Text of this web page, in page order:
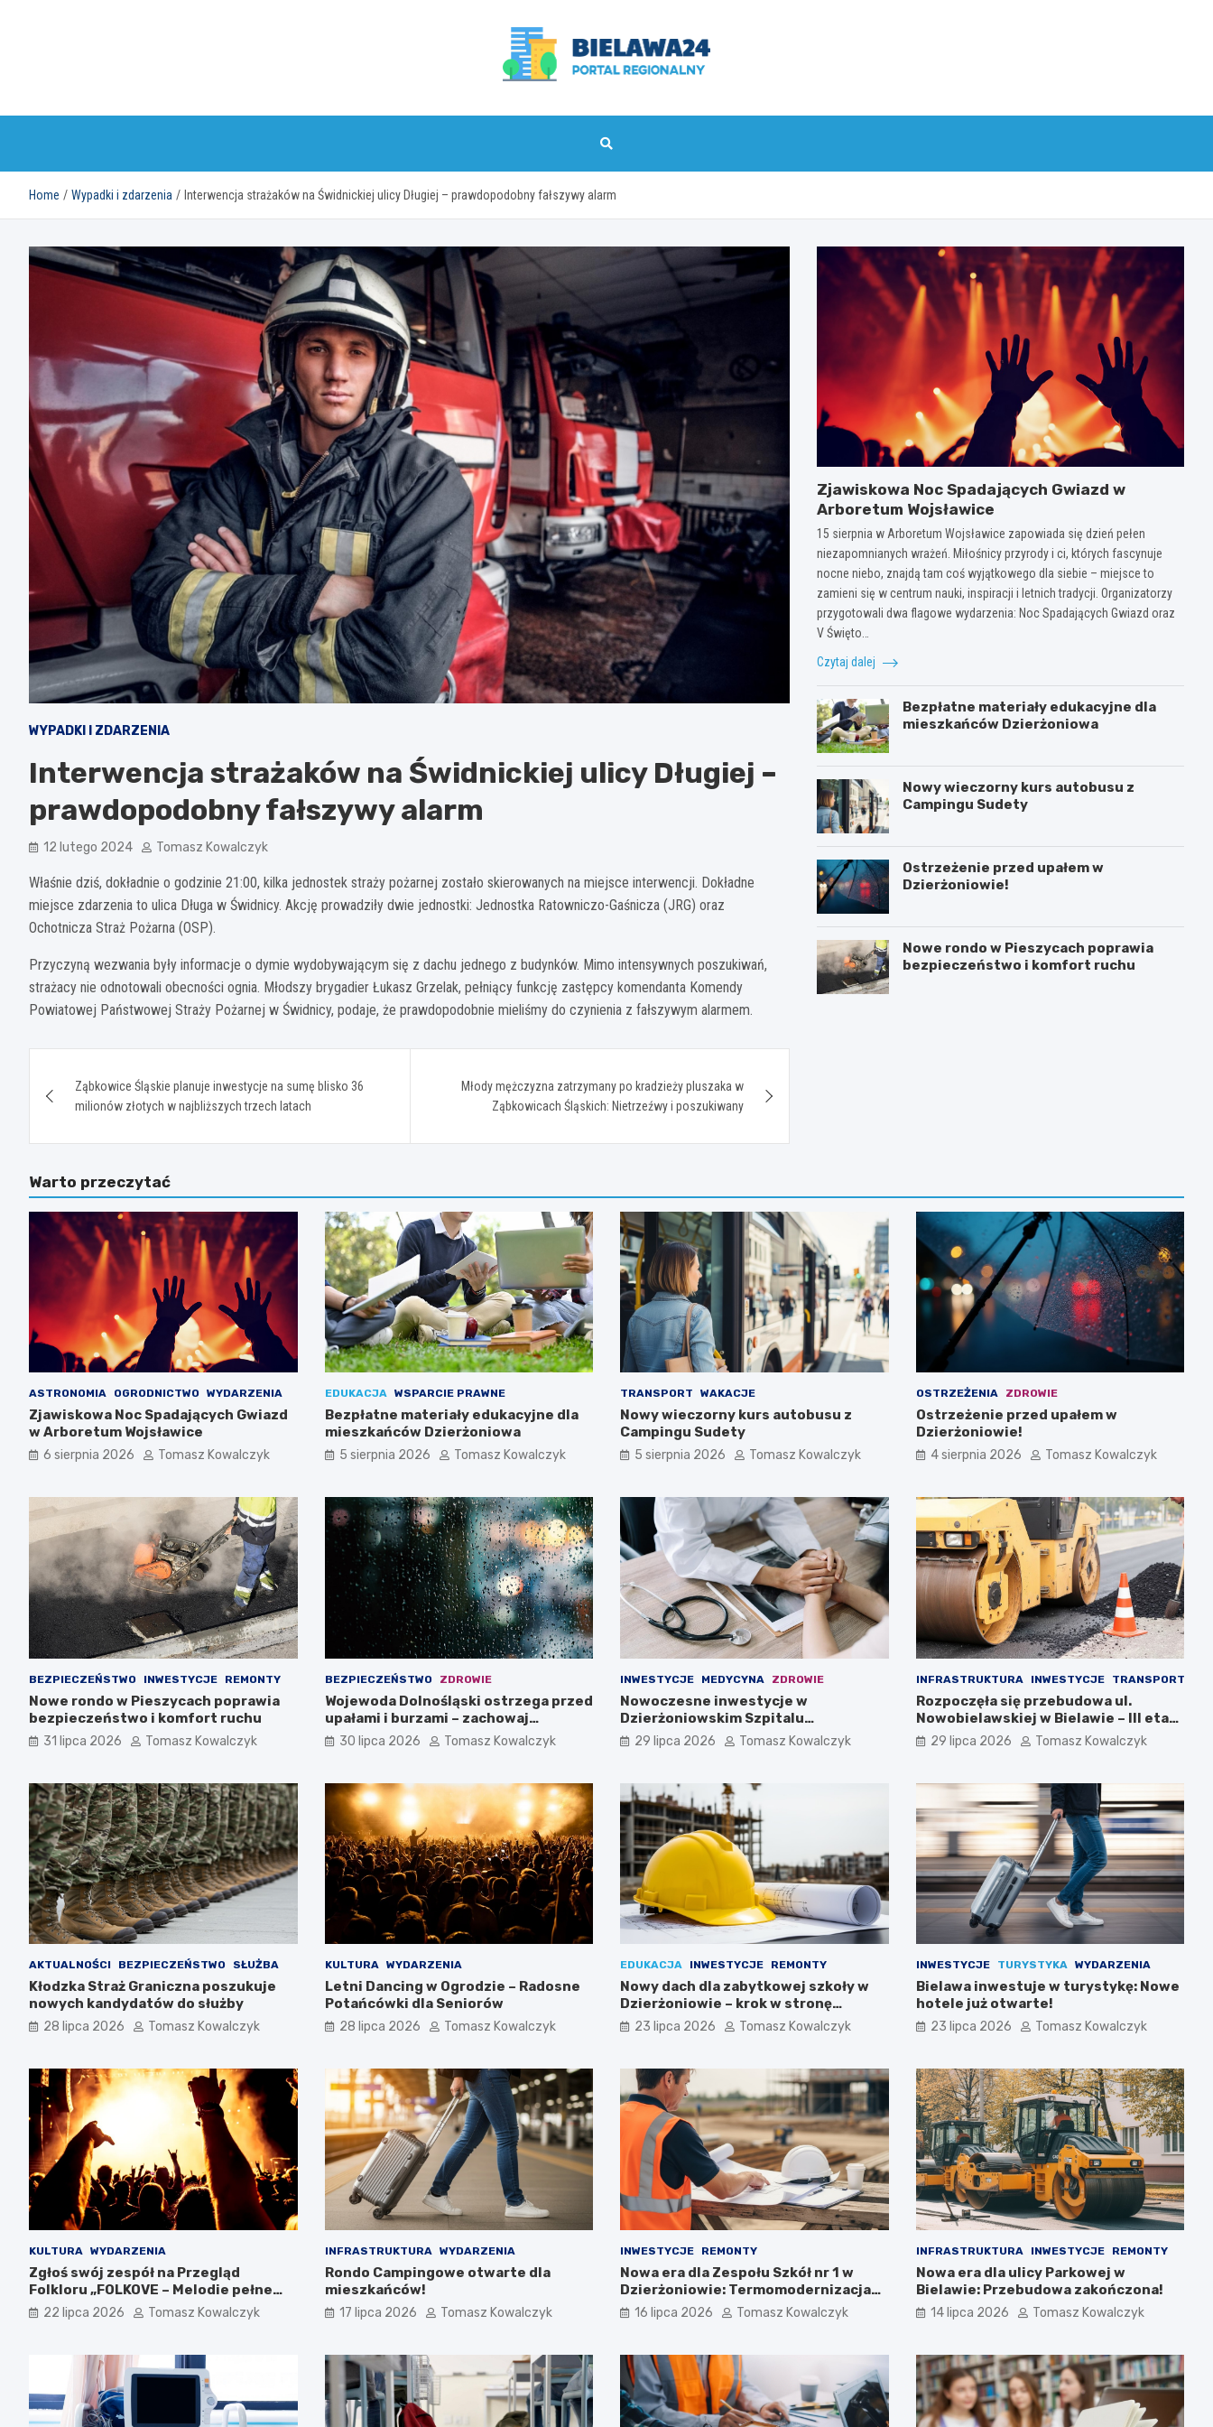
bielawa24.pl
Home Wypadki i zdarzenia Interwencja strażaków na Świdnickiej ulicy Długiej – prawdopodobny fałszywy alarm
WYPADKI I ZDARZENIA
Interwencja strażaków na Świdnickiej ulicy Długiej –
prawdopodobny fałszywy alarm
12 lutego 2024 Tomasz Kowalczyk
Właśnie dziś, dokładnie o godzinie 21:00, kilka jednostek straży pożarnej zostało skierowanych na miejsce interwencji. Dokładne
miejsce zdarzenia to ulica Długa w Świdnicy. Akcję prowadziły dwie jednostki: Jednostka Ratowniczo-Gaśnicza (JRG) oraz
Ochotnicza Straż Pożarna (OSP).
Przyczyną wezwania były informacje o dymie wydobywającym się z dachu jednego z budynków. Mimo intensywnych poszukiwań,
strażacy nie odnotowali obecności ognia. Młodszy brygadier Łukasz Grzelak, pełniący funkcję zastępcy komendanta Komendy
Powiatowej Państwowej Straży Pożarnej w Świdnicy, podaje, że prawdopodobnie mieliśmy do czynienia z fałszywym alarmem.
wpisu
Ząbkowice Śląskie planuje inwestycje na sumę blisko 36
milionów złotych w najbliższych trzech latach
Młody mężczyzna zatrzymany po kradzieży pluszaka w
Ząbkowicach Śląskich: Nietrzeźwy i poszukiwany
Zjawiskowa Noc Spadających Gwiazd w
Arboretum Wojsławice
15 sierpnia w Arboretum Wojsławice zapowiada się dzień pełen
niezapomnianych wrażeń. Miłośnicy przyrody i ci, których fascynuje
nocne niebo, znajdą tam coś wyjątkowego dla siebie – miejsce to
zamieni się w centrum nauki, inspiracji i letnich tradycji. Organizatorzy
przygotowali dwa flagowe wydarzenia: Noc Spadających Gwiazd oraz
V Święto…
Czytaj dalej
Bezpłatne materiały edukacyjne dla
mieszkańców Dzierżoniowa
Nowy wieczorny kurs autobusu z
Campingu Sudety
Ostrzeżenie przed upałem w
Dzierżoniowie!
Nowe rondo w Pieszycach poprawia
bezpieczeństwo i komfort ruchu
Warto przeczytać
ASTRONOMIA OGRODNICTWO WYDARZENIA
Zjawiskowa Noc Spadających Gwiazd
w Arboretum Wojsławice
6 sierpnia 2026 Tomasz Kowalczyk
EDUKACJA WSPARCIE PRAWNE
Bezpłatne materiały edukacyjne dla
mieszkańców Dzierżoniowa
5 sierpnia 2026 Tomasz Kowalczyk
TRANSPORT WAKACJE
Nowy wieczorny kurs autobusu z
Campingu Sudety
5 sierpnia 2026 Tomasz Kowalczyk
OSTRZEŻENIA ZDROWIE
Ostrzeżenie przed upałem w
Dzierżoniowie!
4 sierpnia 2026 Tomasz Kowalczyk
BEZPIECZEŃSTWO INWESTYCJE REMONTY
Nowe rondo w Pieszycach poprawia
bezpieczeństwo i komfort ruchu
31 lipca 2026 Tomasz Kowalczyk
BEZPIECZEŃSTWO ZDROWIE
Wojewoda Dolnośląski ostrzega przed
upałami i burzami – zachowaj
ostrożność!
30 lipca 2026 Tomasz Kowalczyk
INWESTYCJE MEDYCYNA ZDROWIE
Nowoczesne inwestycje w
Dzierżoniowskim Szpitalu
Powiatowym dla Oddziału
Internistycznego
29 lipca 2026 Tomasz Kowalczyk
INFRASTRUKTURA INWESTYCJE TRANSPORT
Rozpoczęła się przebudowa ul.
Nowobielawskiej w Bielawie – III etap
inwestycji
29 lipca 2026 Tomasz Kowalczyk
AKTUALNOŚCI BEZPIECZEŃSTWO SŁUŻBA
Kłodzka Straż Graniczna poszukuje
nowych kandydatów do służby
28 lipca 2026 Tomasz Kowalczyk
KULTURA WYDARZENIA
Letni Dancing w Ogrodzie – Radosne
Potańcówki dla Seniorów
28 lipca 2026 Tomasz Kowalczyk
EDUKACJA INWESTYCJE REMONTY
Nowy dach dla zabytkowej szkoły w
Dzierżoniowie – krok w stronę
przyszłości!
23 lipca 2026 Tomasz Kowalczyk
INWESTYCJE TURYSTYKA WYDARZENIA
Bielawa inwestuje w turystykę: Nowe
hotele już otwarte!
23 lipca 2026 Tomasz Kowalczyk
KULTURA WYDARZENIA
Zgłoś swój zespół na Przegląd
Folkloru „FOLKOVE – Melodie pełne
historii”
22 lipca 2026 Tomasz Kowalczyk
INFRASTRUKTURA WYDARZENIA
Rondo Campingowe otwarte dla
mieszkańców!
17 lipca 2026 Tomasz Kowalczyk
INWESTYCJE REMONTY
Nowa era dla Zespołu Szkół nr 1 w
Dzierżoniowie: Termomodernizacja
na horyzoncie!
16 lipca 2026 Tomasz Kowalczyk
INFRASTRUKTURA INWESTYCJE REMONTY
Nowa era dla ulicy Parkowej w
Bielawie: Przebudowa zakończona!
14 lipca 2026 Tomasz Kowalczyk